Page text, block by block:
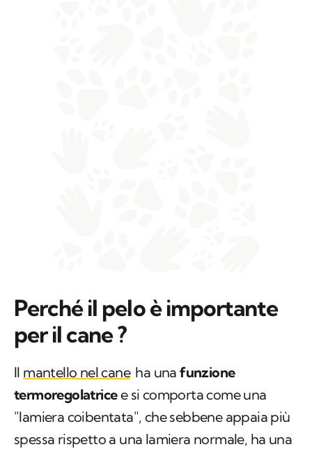
Perché il pelo è importante
per il cane ?
Il mantello nel cane ha unafunzione
termoregolatricee si comporta come una
"lamiera coibentata", che sebbene appaia più
spessa rispetto a una lamiera normale, ha una